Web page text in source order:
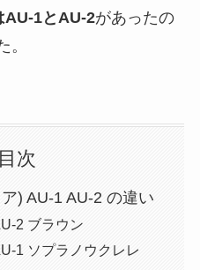
AU-1とAU-2があったの
。
目次
) AU-1 AU-2 の違い
2 ブラウン
1 ソプラノウクレレ